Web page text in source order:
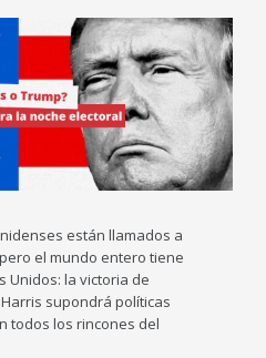
están llamados a
el mundo entero tiene
Unidos: la victoria de
supondrá políticas
todos los rincones del